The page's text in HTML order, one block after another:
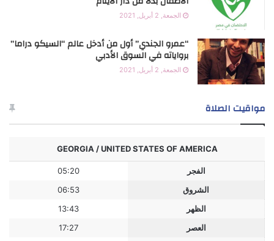
الجمعة, 2 أبريل, 2021
“عمرو الجندي” أول من أدخل عالم “السيكو دراما”
برواياته في السوق الأدبي
الجمعة, 2 أبريل, 2021
مواقيت الصلاة
GEORGIA / UNITED STATES OF AMERICA
الفجر
05:20
الشروق
06:53
الظهر
13:43
العصر
17:27